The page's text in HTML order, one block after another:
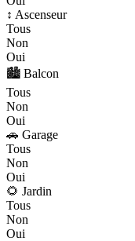
↕️ Ascenseur
Tous
Non
Oui
🏙️ Balcon
Tous
Non
Oui
🚗 Garage
Tous
Non
Oui
🌻 Jardin
Tous
Non
Oui